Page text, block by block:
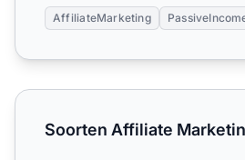
AffiliateMarketing
Soorten Affiliate Marketingkanalen
Soorten Affiliate